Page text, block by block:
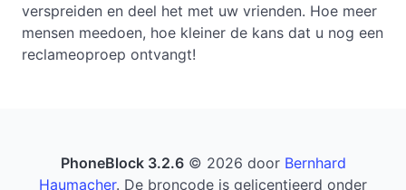
verspreiden en deel het met uw vrienden. Hoe meer
mensen meedoen, hoe kleiner de kans dat u nog een
reclameoproep ontvangt!
PhoneBlock 3.2.6© 2026 door Bernhard
Haumacher. De broncode is gelicentieerd onder